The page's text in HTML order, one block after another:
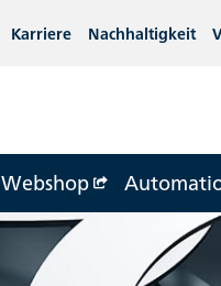
Karriere Nachhaltigkeit
Webshop